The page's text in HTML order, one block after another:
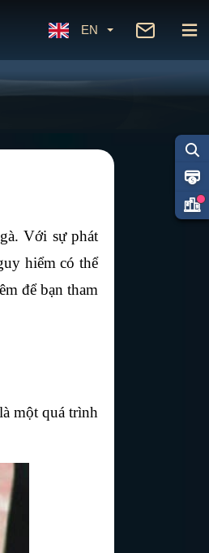
EN
Với sự phát
hiểm có thể
để bạn tham
một quá trình